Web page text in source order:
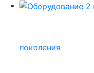
поколения